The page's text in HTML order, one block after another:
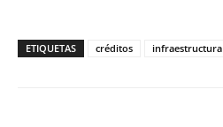
ETIQUETAS créditos infraestructura